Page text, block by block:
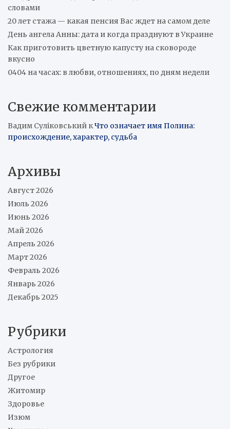
словами
20 лет стажа — какая пенсия Вас ждет на самом деле
День ангела Анны: дата и когда празднуют в Украине
Как приготовить цветную капусту на сковороде
вкусно
0404 на часах: в любви, отношениях, по дням недели
Свежие комментарии
Вадим Суліковський кЧто означает имя Полина:
происхождение, характер, судьба
Архивы
Август 2026
Июль 2026
Июнь 2026
Май 2026
Апрель 2026
Март 2026
Февраль 2026
Январь 2026
Декабрь 2025
Рубрики
Астрология
Без рубрики
Другое
Житомир
Здоровье
Изюм